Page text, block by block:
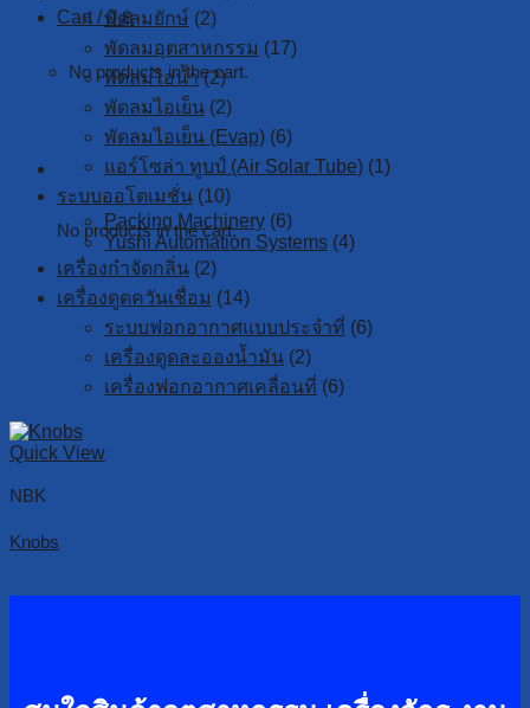
Cart /0฿
No products in the cart.
Cart
No products in the cart.
พัดลมยักษ์ (2)
พัดลมอุตสาหกรรม (17)
พัดลมไอน้ำ (2)
พัดลมไอเย็น (2)
พัดลมไอเย็น (Evap) (6)
แอร์โซล่า ทูบป์ (Air Solar Tube) (1)
ระบบออโตเมชั่น (10)
Packing Machinery (6)
Yushi Automation Systems (4)
เครื่องกำจัดกลิ่น (2)
เครื่องดูดควันเชื่อม (14)
ระบบฟอกอากาศแบบประจำที่ (6)
เครื่องดูดละอองน้ำมัน (2)
เครื่องฟอกอากาศเคลื่อนที่ (6)
Quick View
NBK
Knobs